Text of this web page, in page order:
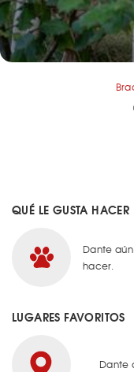
QUÉ LE GUSTA HACER
Dante
hacer.
LUGARES FAVORITOS
Dante